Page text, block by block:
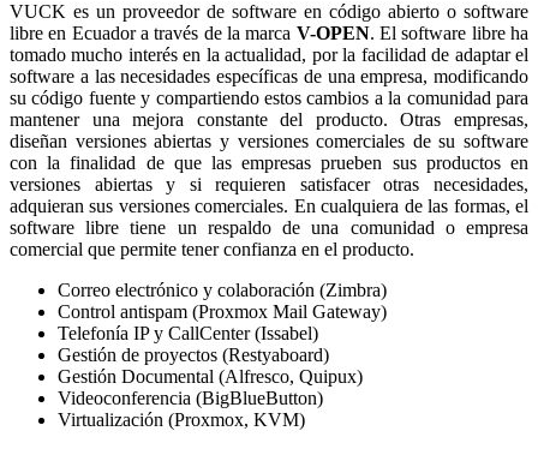
VUCK es un proveedor de software en código abierto o software
libre en Ecuador a través de la marca V-OPEN. El software libre ha
tomado mucho interés en la actualidad, por la facilidad de adaptar el
software a las necesidades específicas de una empresa, modificando
su código fuente y compartiendo estos cambios a la comunidad para
mantener una mejora constante del producto. Otras empresas,
diseñan versiones abiertas y versiones comerciales de su software
con la finalidad de que las empresas prueben sus productos en
versiones abiertas y si requieren satisfacer otras necesidades,
adquieran sus versiones comerciales. En cualquiera de las formas, el
software libre tiene un respaldo de una comunidad o empresa
comercial que permite tener confianza en el producto.
Correo electrónico y colaboración (Zimbra)
Control antispam (Proxmox Mail Gateway)
Telefonía IP y CallCenter (Issabel)
Gestión de proyectos (Restyaboard)
Gestión Documental (Alfresco, Quipux)
Videoconferencia (BigBlueButton)
Virtualización (Proxmox, KVM)